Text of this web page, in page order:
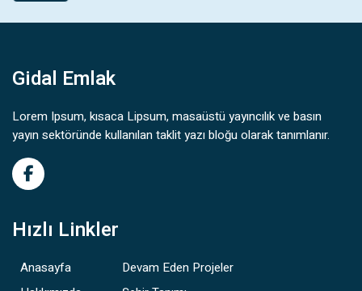
Gidal Emlak
Lorem Ipsum, kısaca Lipsum, masaüstü yayıncılık ve basın
yayın sektöründe kullanılan taklit yazı bloğu olarak tanımlanır.
Hızlı Linkler
Anasayfa
Devam Eden Projeler